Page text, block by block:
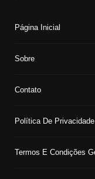
Página Inicial
Sobre
Contato
Política De Privacidade
Termos E Condições